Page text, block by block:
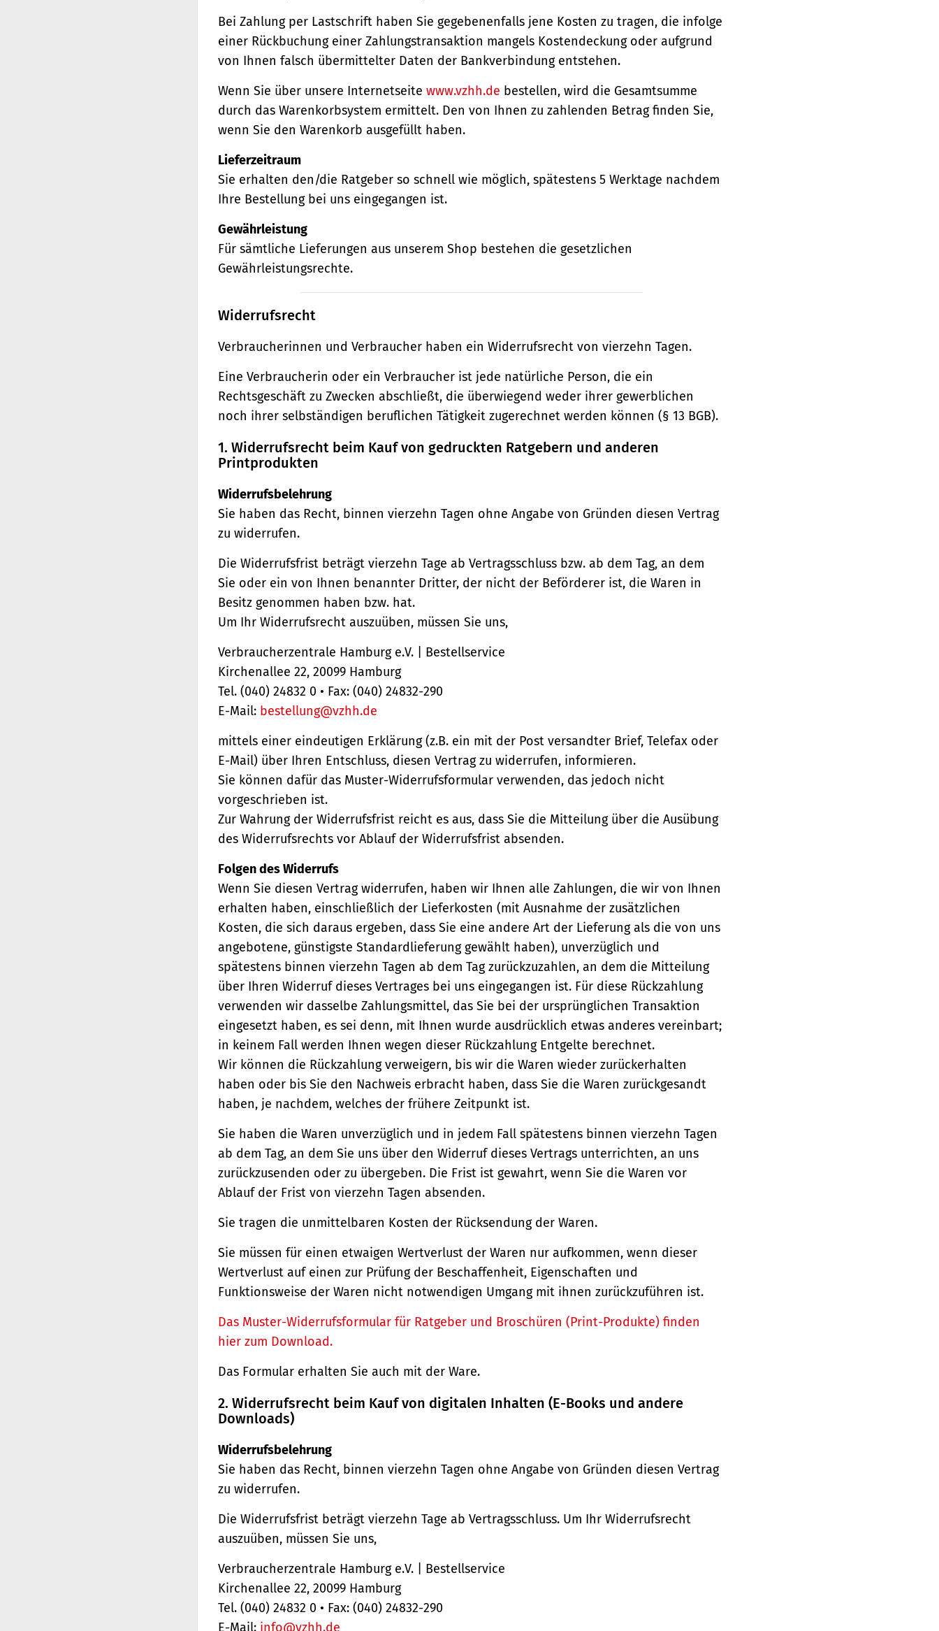
Bei Zahlung per Lastschrift haben Sie gegebenenfalls jene Kosten zu tragen, die infolge
einer Rückbuchung einer Zahlungstransaktion mangels Kostendeckung oder aufgrund
von Ihnen falsch übermittelter Daten der Bankverbindung entstehen.
Wenn Sie über unsere Internetseite www.vzhh.de bestellen, wird die Gesamtsumme
durch das Warenkorbsystem ermittelt. Den von Ihnen zu zahlenden Betrag finden Sie,
wenn Sie den Warenkorb ausgefüllt haben.
Lieferzeitraum
Sie erhalten den/die Ratgeber so schnell wie möglich, spätestens 5 Werktage nachdem
Ihre Bestellung bei uns eingegangen ist.
Gewährleistung
Für sämtliche Lieferungen aus unserem Shop bestehen die gesetzlichen
Gewährleistungsrechte.
Widerrufsrecht
Verbraucherinnen und Verbraucher haben ein Widerrufsrecht von vierzehn Tagen.
Eine Verbraucherin oder ein Verbraucher ist jede natürliche Person, die ein
Rechtsgeschäft zu Zwecken abschließt, die überwiegend weder ihrer gewerblichen
noch ihrer selbständigen beruflichen Tätigkeit zugerechnet werden können (§ 13 BGB).
1. Widerrufsrecht beim Kauf von gedruckten Ratgebern und anderen
Printprodukten
Widerrufsbelehrung
Sie haben das Recht, binnen vierzehn Tagen ohne Angabe von Gründen diesen Vertrag
zu widerrufen.
Die Widerrufsfrist beträgt vierzehn Tage ab Vertragsschluss bzw. ab dem Tag, an dem
Sie oder ein von Ihnen benannter Dritter, der nicht der Beförderer ist, die Waren in
Besitz genommen haben bzw. hat.
Um Ihr Widerrufsrecht auszuüben, müssen Sie uns,
Verbraucherzentrale Hamburg e.V. | Bestellservice
Kirchenallee 22, 20099 Hamburg
Tel. (040) 24832 0 • Fax: (040) 24832-290
E-Mail: bestellung@vzhh.de
mittels einer eindeutigen Erklärung (z.B. ein mit der Post versandter Brief, Telefax oder
E-Mail) über Ihren Entschluss, diesen Vertrag zu widerrufen, informieren.
Sie können dafür das Muster-Widerrufsformular verwenden, das jedoch nicht
vorgeschrieben ist.
Zur Wahrung der Widerrufsfrist reicht es aus, dass Sie die Mitteilung über die Ausübung
des Widerrufsrechts vor Ablauf der Widerrufsfrist absenden.
Folgen des Widerrufs
Wenn Sie diesen Vertrag widerrufen, haben wir Ihnen alle Zahlungen, die wir von Ihnen
erhalten haben, einschließlich der Lieferkosten (mit Ausnahme der zusätzlichen
Kosten, die sich daraus ergeben, dass Sie eine andere Art der Lieferung als die von uns
angebotene, günstigste Standardlieferung gewählt haben), unverzüglich und
spätestens binnen vierzehn Tagen ab dem Tag zurückzuzahlen, an dem die Mitteilung
über Ihren Widerruf dieses Vertrages bei uns eingegangen ist. Für diese Rückzahlung
verwenden wir dasselbe Zahlungsmittel, das Sie bei der ursprünglichen Transaktion
eingesetzt haben, es sei denn, mit Ihnen wurde ausdrücklich etwas anderes vereinbart;
in keinem Fall werden Ihnen wegen dieser Rückzahlung Entgelte berechnet.
Wir können die Rückzahlung verweigern, bis wir die Waren wieder zurückerhalten
haben oder bis Sie den Nachweis erbracht haben, dass Sie die Waren zurückgesandt
haben, je nachdem, welches der frühere Zeitpunkt ist.
Sie haben die Waren unverzüglich und in jedem Fall spätestens binnen vierzehn Tagen
ab dem Tag, an dem Sie uns über den Widerruf dieses Vertrags unterrichten, an uns
zurückzusenden oder zu übergeben. Die Frist ist gewahrt, wenn Sie die Waren vor
Ablauf der Frist von vierzehn Tagen absenden.
Sie tragen die unmittelbaren Kosten der Rücksendung der Waren.
Sie müssen für einen etwaigen Wertverlust der Waren nur aufkommen, wenn dieser
Wertverlust auf einen zur Prüfung der Beschaffenheit, Eigenschaften und
Funktionsweise der Waren nicht notwendigen Umgang mit ihnen zurückzuführen ist.
Das Muster-Widerrufsformular für Ratgeber und Broschüren (Print-Produkte) finden
hier zum Download.
Das Formular erhalten Sie auch mit der Ware.
2. Widerrufsrecht beim Kauf von digitalen Inhalten (E-Books und andere
Downloads)
Widerrufsbelehrung
Sie haben das Recht, binnen vierzehn Tagen ohne Angabe von Gründen diesen Vertrag
zu widerrufen.
Die Widerrufsfrist beträgt vierzehn Tage ab Vertragsschluss. Um Ihr Widerrufsrecht
auszuüben, müssen Sie uns,
Verbraucherzentrale Hamburg e.V. | Bestellservice
Kirchenallee 22, 20099 Hamburg
Tel. (040) 24832 0 • Fax: (040) 24832-290
E-Mail: info@vzhh.de